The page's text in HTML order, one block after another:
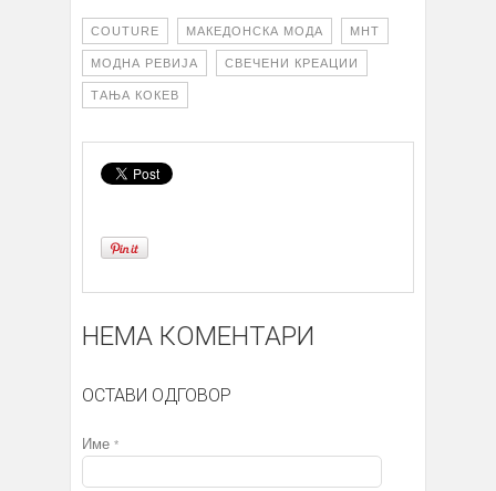
COUTURE МАКЕДОНСКА МОДА МНТ
МОДНА РЕВИЈА СВЕЧЕНИ КРЕАЦИИ
ТАЊА КОКЕВ
НЕМА КОМЕНТАРИ
ОСТАВИ ОДГОВОР
Име *